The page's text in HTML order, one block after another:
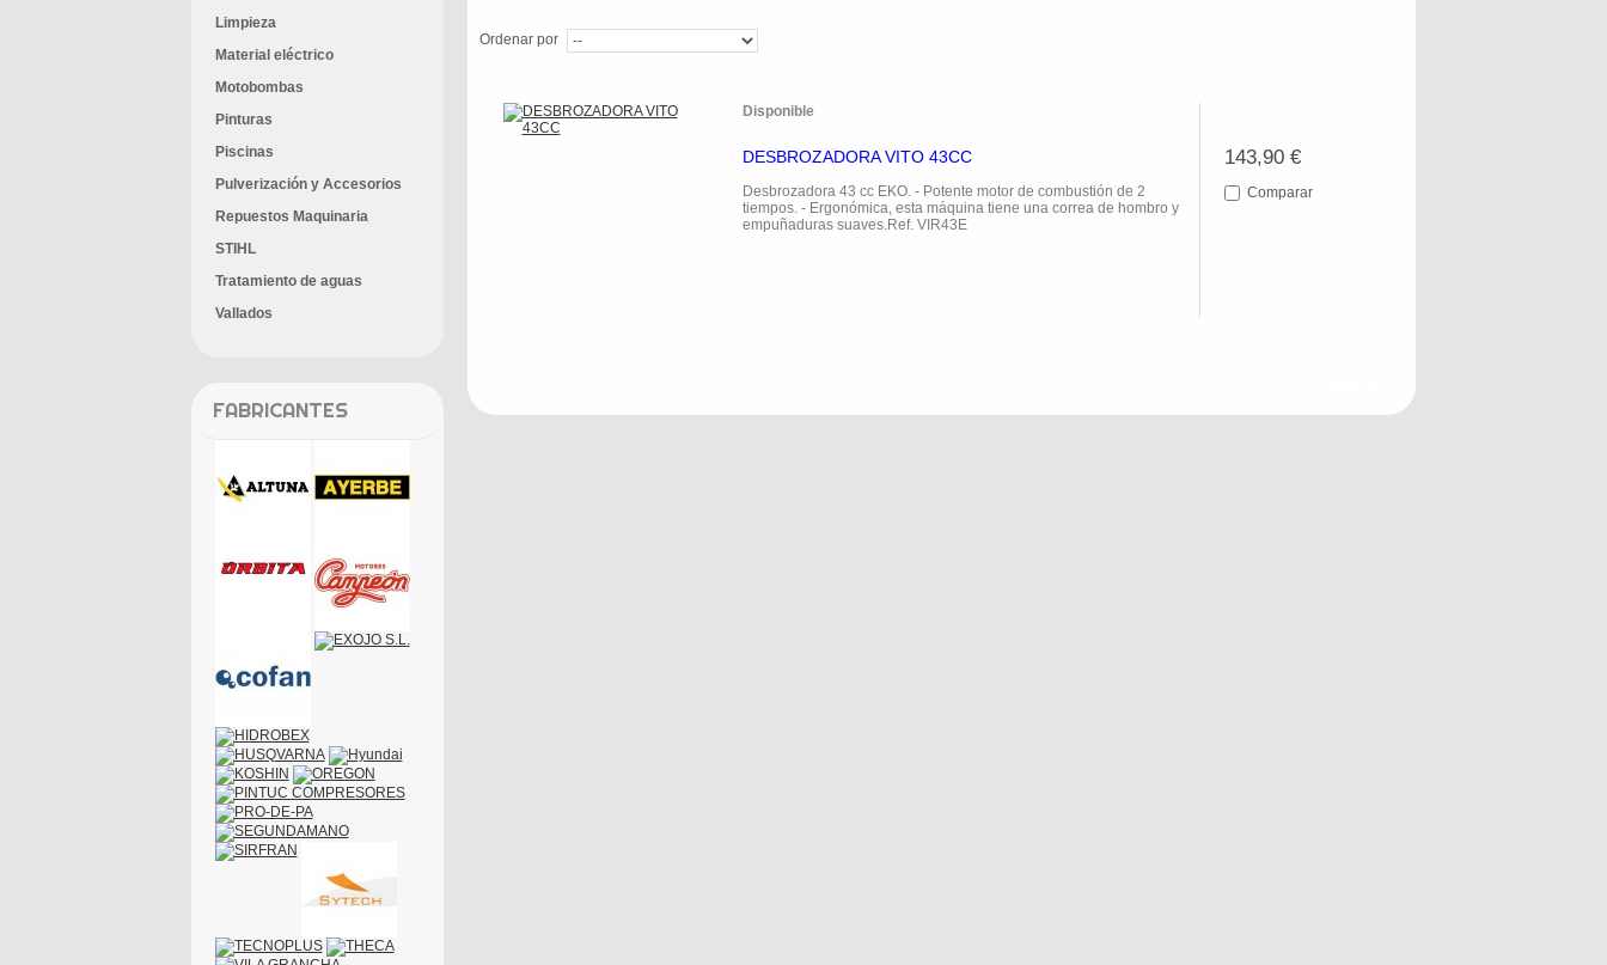
Limpieza
Material eléctrico
Motobombas
Pinturas
Piscinas
Pulverización y Accesorios
Repuestos Maquinaria
STIHL
Tratamiento de aguas
Vallados
FABRICANTES
Ordenar por
Disponible
DESBROZADORA VITO 43CC
Desbrozadora 43 cc EKO. - Potente motor de combustión de 2
tiempos. - Ergonómica, esta máquina tiene una correa de hombro y
empuñaduras suaves.Ref. VIR43E
143,90 €
Comparar